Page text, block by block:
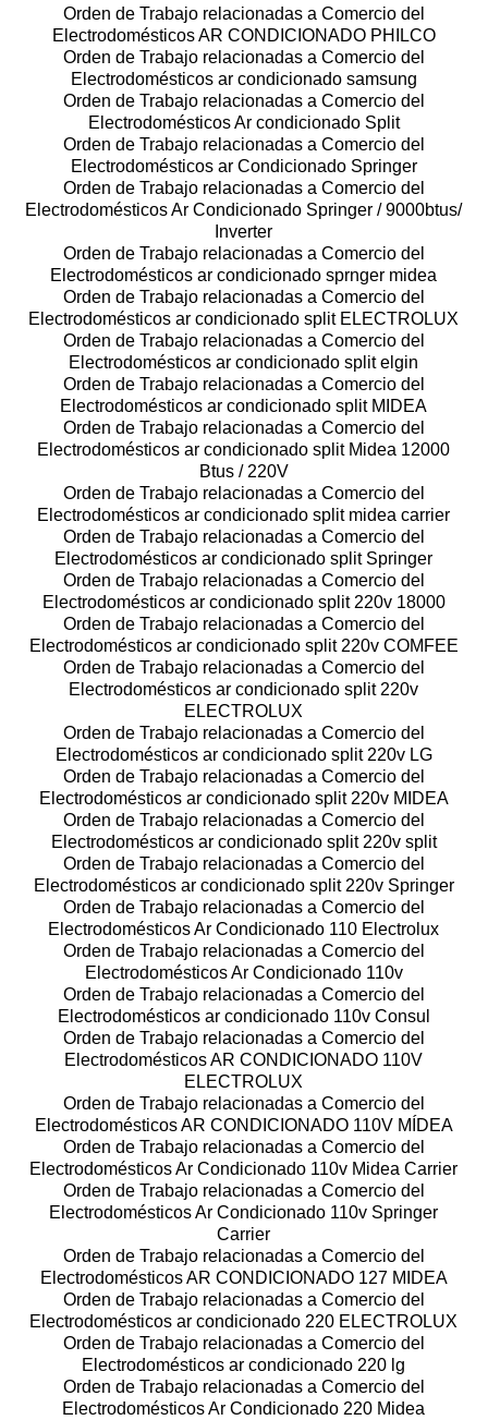
Orden de Trabajo relacionadas a Comercio del
Electrodomésticos AR CONDICIONADO PHILCO
Orden de Trabajo relacionadas a Comercio del
Electrodomésticos ar condicionado samsung
Orden de Trabajo relacionadas a Comercio del
Electrodomésticos Ar condicionado Split
Orden de Trabajo relacionadas a Comercio del
Electrodomésticos ar Condicionado Springer
Orden de Trabajo relacionadas a Comercio del
Electrodomésticos Ar Condicionado Springer / 9000btus/
Inverter
Orden de Trabajo relacionadas a Comercio del
Electrodomésticos ar condicionado sprnger midea
Orden de Trabajo relacionadas a Comercio del
Electrodomésticos ar condicionado split ELECTROLUX
Orden de Trabajo relacionadas a Comercio del
Electrodomésticos ar condicionado split elgin
Orden de Trabajo relacionadas a Comercio del
Electrodomésticos ar condicionado split MIDEA
Orden de Trabajo relacionadas a Comercio del
Electrodomésticos ar condicionado split Midea 12000
Btus / 220V
Orden de Trabajo relacionadas a Comercio del
Electrodomésticos ar condicionado split midea carrier
Orden de Trabajo relacionadas a Comercio del
Electrodomésticos ar condicionado split Springer
Orden de Trabajo relacionadas a Comercio del
Electrodomésticos ar condicionado split 220v 18000
Orden de Trabajo relacionadas a Comercio del
Electrodomésticos ar condicionado split 220v COMFEE
Orden de Trabajo relacionadas a Comercio del
Electrodomésticos ar condicionado split 220v
ELECTROLUX
Orden de Trabajo relacionadas a Comercio del
Electrodomésticos ar condicionado split 220v LG
Orden de Trabajo relacionadas a Comercio del
Electrodomésticos ar condicionado split 220v MIDEA
Orden de Trabajo relacionadas a Comercio del
Electrodomésticos ar condicionado split 220v split
Orden de Trabajo relacionadas a Comercio del
Electrodomésticos ar condicionado split 220v Springer
Orden de Trabajo relacionadas a Comercio del
Electrodomésticos Ar Condicionado 110 Electrolux
Orden de Trabajo relacionadas a Comercio del
Electrodomésticos Ar Condicionado 110v
Orden de Trabajo relacionadas a Comercio del
Electrodomésticos ar condicionado 110v Consul
Orden de Trabajo relacionadas a Comercio del
Electrodomésticos AR CONDICIONADO 110V
ELECTROLUX
Orden de Trabajo relacionadas a Comercio del
Electrodomésticos AR CONDICIONADO 110V MÍDEA
Orden de Trabajo relacionadas a Comercio del
Electrodomésticos Ar Condicionado 110v Midea Carrier
Orden de Trabajo relacionadas a Comercio del
Electrodomésticos Ar Condicionado 110v Springer
Carrier
Orden de Trabajo relacionadas a Comercio del
Electrodomésticos AR CONDICIONADO 127 MIDEA
Orden de Trabajo relacionadas a Comercio del
Electrodomésticos ar condicionado 220 ELECTROLUX
Orden de Trabajo relacionadas a Comercio del
Electrodomésticos ar condicionado 220 lg
Orden de Trabajo relacionadas a Comercio del
Electrodomésticos Ar Condicionado 220 Midea